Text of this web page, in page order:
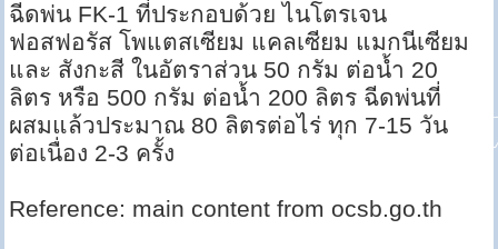
ฉีดพ่น FK-1 ที่ประกอบด้วย ไนโตรเจน
ฟอสฟอรัส โพแตสเซียม แคลเซียม แมกนีเซียม
และ สังกะสี ในอัตราส่วน 50 กรัม ต่อน้ำ 20
ลิตร หรือ 500 กรัม ต่อน้ำ 200 ลิตร ฉีดพ่นที่
ผสมแล้วประมาณ 80 ลิตรต่อไร่ ทุก 7-15 วัน
ต่อเนื่อง 2-3 ครั้ง
Reference: main content from ocsb.go.th